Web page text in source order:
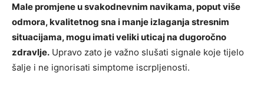
Male promjene u svakodnevnim navikama, poput više
odmora, kvalitetnog sna i manje izlaganja stresnim
situacijama, mogu imati veliki uticaj na dugoročno
zdravlje. Upravo zato je važno slušati signale koje tijelo
šalje i ne ignorisati simptome iscrpljenosti.